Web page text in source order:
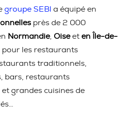
groupe SEBI a équipé en
près de 2 000
Normandie, Oiseet en Île-de-
pour les restaurants
traditionnels,
bars, restaurants
grandes cuisines de